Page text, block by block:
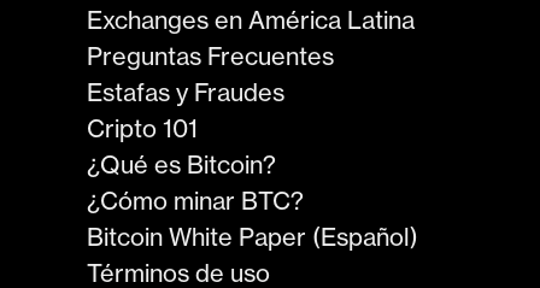
Exchanges en América Latina
Preguntas Frecuentes
Estafas y Fraudes
Cripto 101
¿Qué es Bitcoin?
¿Cómo minar BTC?
Bitcoin White Paper (Español)
Términos de uso